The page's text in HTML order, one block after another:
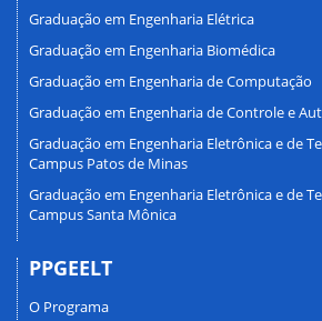
Graduação em Engenharia Elétrica
Graduação em Engenharia Biomédica
Graduação em Engenharia de Computação
Graduação em Engenharia de Controle e
Graduação em Engenharia Eletrônica e de
Campus Patos de Minas
Graduação em Engenharia Eletrônica e de
Campus Santa Mônica
PPGEELT
O Programa